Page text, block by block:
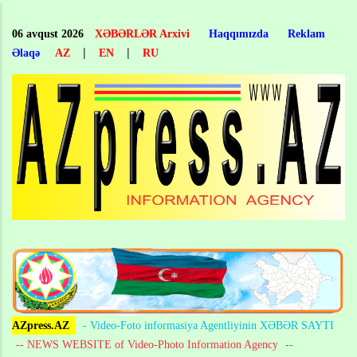
main
content
06 avqust 2026 XƏBƏRLƏR Arxivi Haqqımızda
Reklam
Əlaqə
AZ | EN | RU
AZpress.AZ
- Video-Foto informasiya Agentliyinin XƏBƏR SAYTI
-- NEWS WEBSITE of Video-Photo Information Agency --